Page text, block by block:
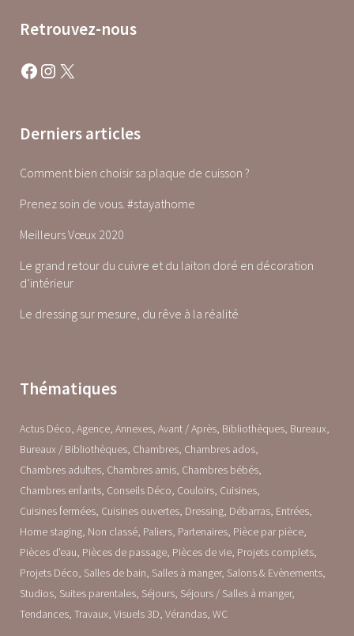
Retrouvez-nous
Facebook Instagram X
Derniers articles
Comment bien choisir sa plaque de cuisson ?
Prenez soin de vous. #stayathome
Meilleurs Vœux 2020
Le grand retour du cuivre et du laiton doré en décoration
d’intérieur
Le dressing sur mesure, du rêve à la réalité
Thématiques
Actus Déco Agence Annexes Avant / Après Bibliothèques Bureaux
Bureaux / Bibliothèques Chambres Chambres ados
Chambres adultes Chambres amis Chambres bébés
Chambres enfants Conseils Déco Couloirs Cuisines
Cuisines fermées Cuisines ouvertes Dressing Débarras Entrées
Home staging Non classé Paliers Partenaires Pièce par pièce
Pièces d'eau Pièces de passage Pièces de vie Projets complets
Projets Déco Salles de bain Salles à manger Salons & Evènements
Studios Suites parentales Séjours Séjours / Salles à manger
Tendances Travaux Visuels 3D Vérandas WC